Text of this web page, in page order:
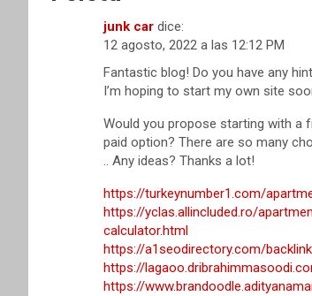
junk car dice:
12 agosto, 2022 a las 12:12 PM
Fantastic blog! Do you have any
I’m hoping to start my own site
Would you propose starting with a
paid option? There are so many
.. Any ideas? Thanks a lot!
https://turkeynumber1.com/
https://yclas.allincluded.ro/
calculator.html
https://a1seodirectory.com/
https://
https://